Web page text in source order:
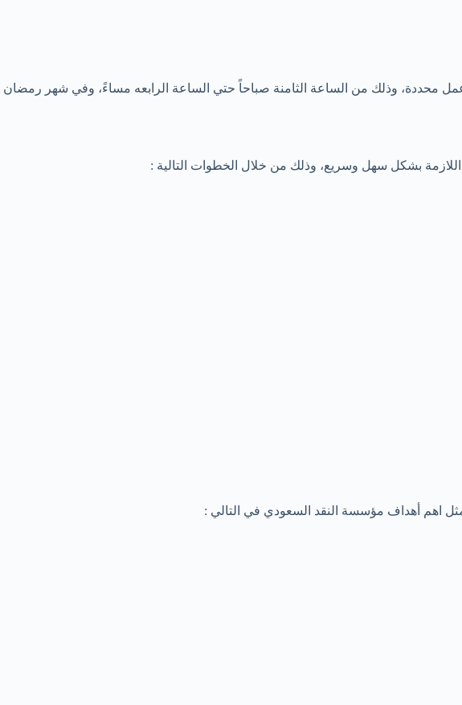
محددة، وذلك من الساعة الثامنة صباحاً حتي الساعة الرابعه مساءً، وفي شهر رمضان
بشكل سهل وسريع، وذلك من خلال الخطوات التالية :
اهم أهداف مؤسسة النقد السعودي في التالي :